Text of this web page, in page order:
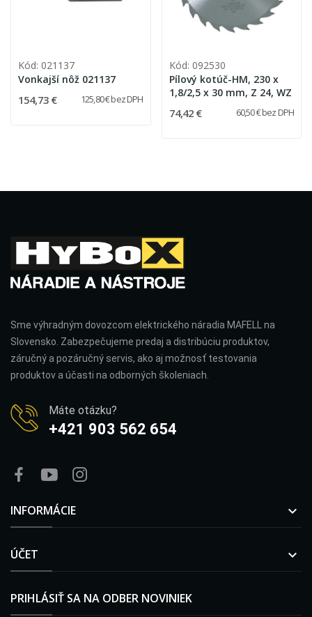
Kód: 021137
Vonkajší nôž 021137
154,73 € 125,80 € bez DPH
Kód: 092530
Pílový kotúč-HM, 230 x
1,8/2,5 x 30 mm, Z 24, WZ
74,42 € 60,50 € bez DPH
Sme výhradným dovozcom elektrického náradia MAFELL na
Slovensko. Zabezpečujeme predaj a distribúciu produktov,
záručný a pozáručný servis, ako aj možnosť testovania
produktov a účasti na odborných školeniach.
Máte otázku?
+421 903 562 654
INFORMÁCIE 
ÚČET 
PRIHLÁSIŤ SA NA ODBER NOVINIEK